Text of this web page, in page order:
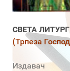
СВЕТА
(Трпеза
Издавач